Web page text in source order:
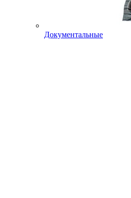
Документальные